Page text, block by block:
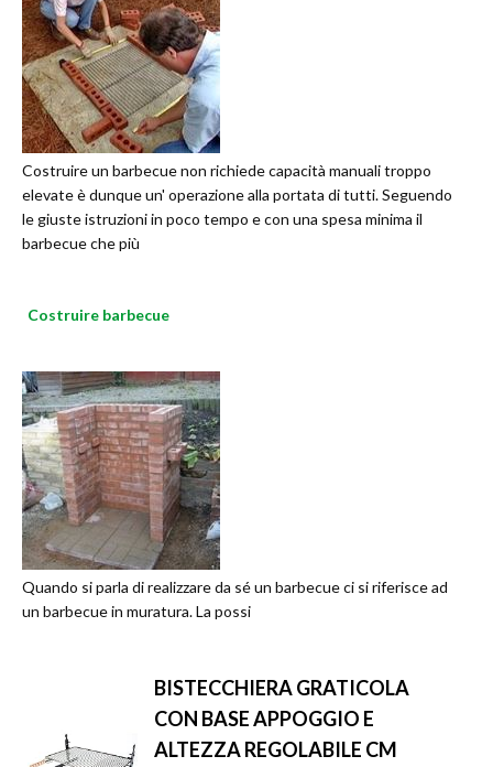
Costruire un barbecue non richiede capacità manuali troppo
elevate è dunque un' operazione alla portata di tutti. Seguendo
le giuste istruzioni in poco tempo e con una spesa minima il
barbecue che più
Costruire barbecue
Quando si parla di realizzare da sé un barbecue ci si riferisce ad
un barbecue in muratura. La possi
BISTECCHIERA GRATICOLA
CON BASE APPOGGIO E
ALTEZZA REGOLABILE CM